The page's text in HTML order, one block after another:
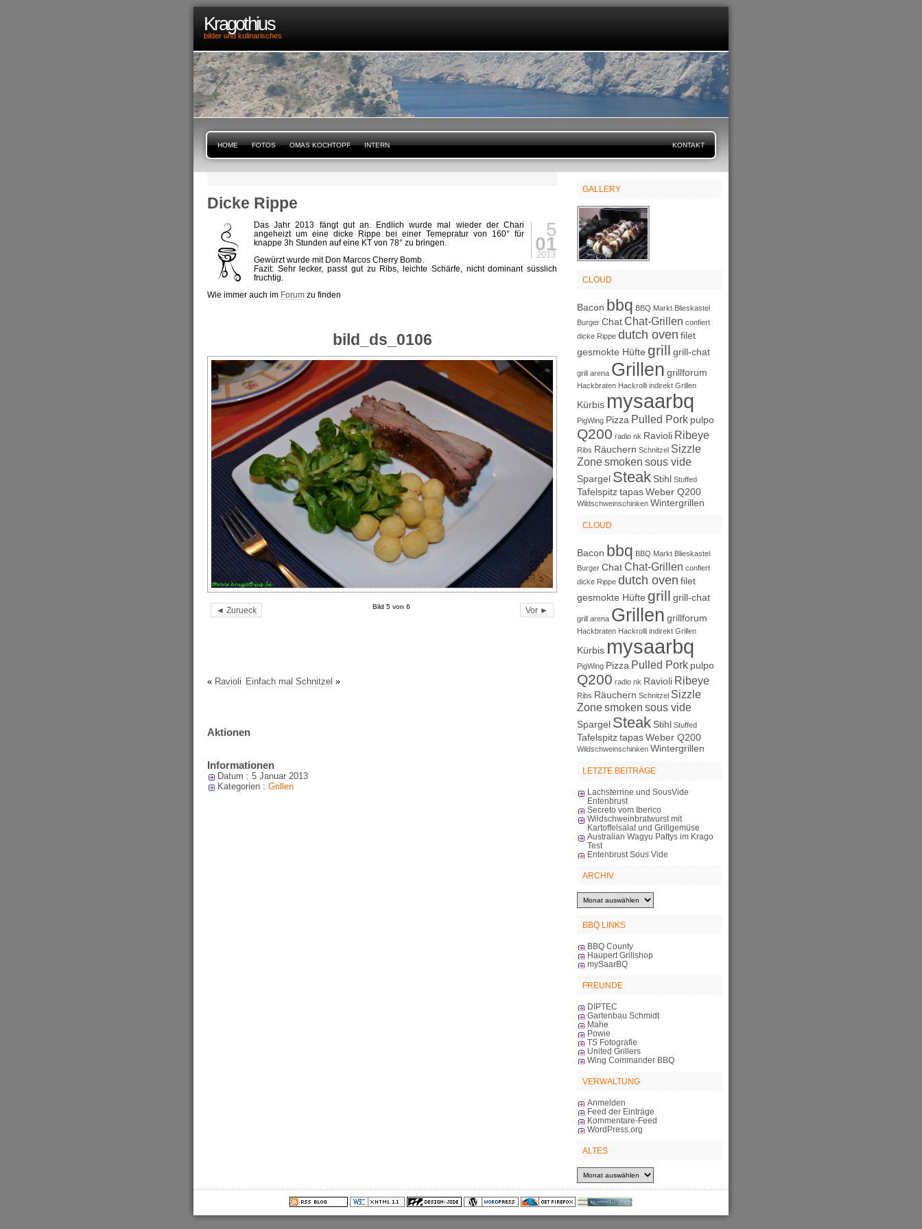
Kragothius
bilder und kulinarisches
HOME FOTOS OMAS KOCHTOPF INTERN KONTAKT
Dicke Rippe
5
01
2013
Das Jahr 2013 fängt gut an. Endlich wurde mal wieder der Chari
angeheizt um eine dicke Rippe bei einer Temepratur von 160° für
knappe 3h Stunden auf eine KT von 78° zu bringen.
Gewürzt wurde mit Don Marcos Cherry Bomb.
Fazit: Sehr lecker, passt gut zu Ribs, leichte Schärfe, nicht dominant süsslich
fruchtig.
Wie immer auch im Forum zu finden
bild_ds_0106
◄ Zurueck Vor ►
Bild 5 von 6
« Ravioli Einfach mal Schnitzel »
Aktionen
Informationen
Datum : 5 Januar 2013
Kategorien : Grillen
GALLERY
CLOUD
Bacon bbq BBQ Markt Blieskastel
Burger ChatChat-Grillen confiert
dicke Rippe dutch oven filet
gesmokte Hüfte grill grill-chat
grill arena Grillen grillforum
Hackbraten Hackrolli indirekt Grillen
Kürbis mysaarbq
PigWing Pizza Pulled Pork pulpo
Q200 radio nk Ravioli Ribeye
Ribs Räuchern Schnitzel Sizzle
Zonesmoken sous vide
Spargel Steak Stihl Stuffed
TafelspitztapasWeber Q200
Wildschweinschinken Wintergrillen
CLOUD
Bacon bbq BBQ Markt Blieskastel
Burger ChatChat-Grillen confiert
dicke Rippe dutch oven filet
gesmokte Hüfte grill grill-chat
grill arena Grillen grillforum
Hackbraten Hackrolli indirekt Grillen
Kürbis mysaarbq
PigWing Pizza Pulled Pork pulpo
Q200 radio nk Ravioli Ribeye
Ribs Räuchern Schnitzel Sizzle
Zonesmoken sous vide
Spargel Steak Stihl Stuffed
TafelspitztapasWeber Q200
Wildschweinschinken Wintergrillen
LETZTE BEITRÄGE
Lachsterrine und SousVide
Entenbrust
Secreto vom Iberico
Wildschweinbratwurst mit
Kartoffelsalat und Grillgemüse
Australian Wagyu Pattys im Krago
Test
Entenbrust Sous Vide
ARCHIV
Archiv
BBQ LINKS
BBQ County
Haupert Grillshop
mySaarBQ
FREUNDE
DIPTEC
Gartenbau Schmidt
Mahe
Powie
TS Fotografie
United Grillers
Wing Commander BBQ
VERWALTUNG
Anmelden
Feed der Einträge
Kommentare-Feed
WordPress.org
ALTES
Altes